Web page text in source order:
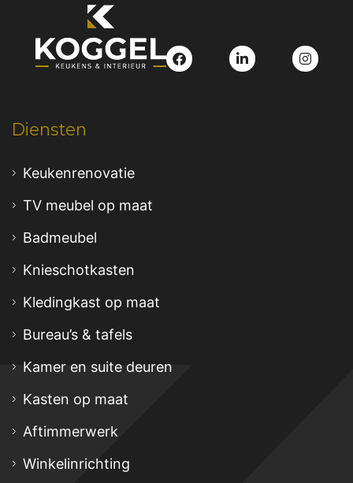
Diensten
Keukenrenovatie
TV meubel op maat
Badmeubel
Knieschotkasten
Kledingkast op maat
Bureau’s & tafels
Kamer en suite deuren
Kasten op maat
Aftimmerwerk
Winkelinrichting